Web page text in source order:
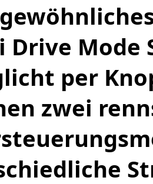
Drive Mode
per
zwei